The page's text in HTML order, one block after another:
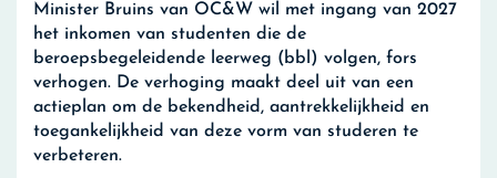
Minister Bruins van OC&W wil met ingang van 2027
het inkomen van studenten die de
beroepsbegeleidende leerweg (bbl) volgen, fors
verhogen. De verhoging maakt deel uit van een
actieplan om de bekendheid, aantrekkelijkheid en
toegankelijkheid van deze vorm van studeren te
verbeteren.